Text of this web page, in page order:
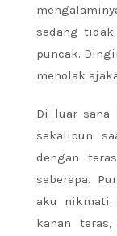
sedang
puncak.
menolak
Di luar sana
sekalipun
dengan
seberapa.
aku nikmati.
kanan